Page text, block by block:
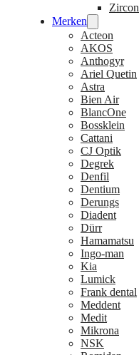
Zircon
Merken
Acteon
AKOS
Anthogyr
Ariel Quetin
Astra
Bien Air
BlancOne
Bossklein
Cattani
CJ Optik
Degrek
Denfil
Dentium
Derungs
Diadent
Dürr
Hamamatsu
Ingo-man
Kia
Lumick
Frank dental
Meddent
Medit
Mikrona
NSK